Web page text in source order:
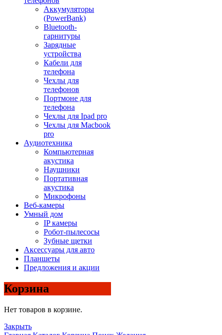
Аккумуляторы
(PowerBank)
Bluetooth-
гарнитуры
Зарядные
устройства
Кабели для
телефона
Чехлы для
телефонов
Портмоне для
телефона
Чехлы для Ipad pro
Чехлы для Macbook
pro
Аудиотехника
Компьютерная
акустика
Наушники
Портативная
акустика
Микрофоны
Веб-камеры
Умный дом
IP камеры
Робот-пылесосы
Зубные щетки
Аксессуары для авто
Планшеты
Предложения и акции
Корзина
Нет товаров в корзине.
Закрыть